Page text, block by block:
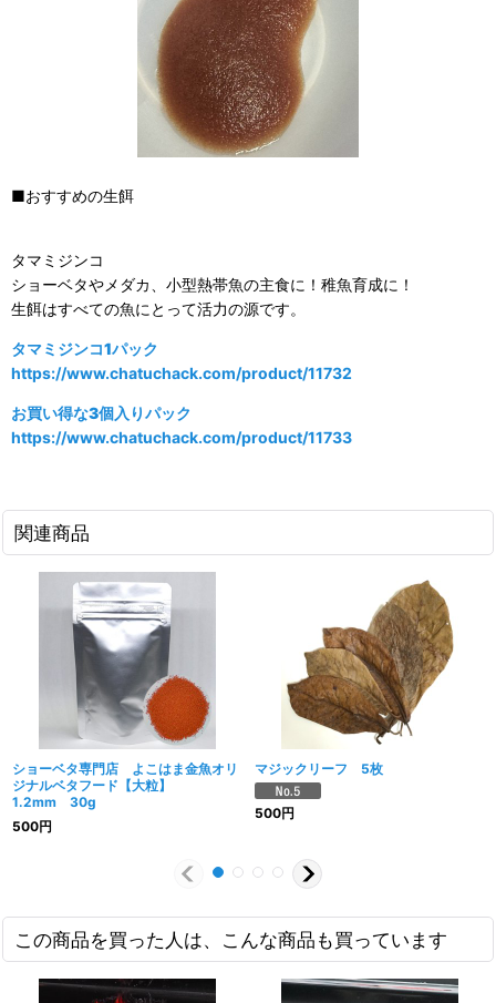
■おすすめの生餌
タマミジンコ
ショーベタやメダカ、小型熱帯魚の主食に！稚魚育成に！
生餌はすべての魚にとって活力の源です。
タマミジンコ1パック
https://www.chatuchack.com/product/11732
お買い得な3個入りパック
https://www.chatuchack.com/product/11733
関連商品
ショーベタ専門店 よこはま金魚オリ
ジナルベタフード【大粒】
1.2mm 30g
500円
マジックリーフ 5枚
500円
この商品を買った人は、こんな商品も買っています